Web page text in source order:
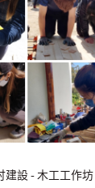
建設 - 木工工作坊